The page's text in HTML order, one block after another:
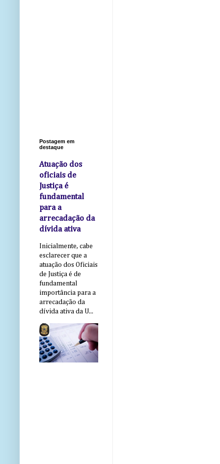
Postagem em
destaque
Atuação dos
oficiais de
Justiça é
fundamental
para a
arrecadação da
dívida ativa
Inicialmente, cabe
esclarecer que a
atuação dos Oficiais
de Justiça é de
fundamental
importância para a
arrecadação da
dívida ativa da U...